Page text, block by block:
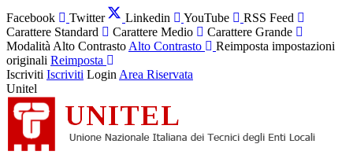
Facebook Twitter Linkedin YouTube
RSS Feed
Carattere Standard
Carattere Medio
Carattere Grande
Modalità Alto Contrasto Alto Contrasto
Reimposta impostazioni
originali Reimposta
Iscriviti Iscriviti Login Area Riservata
Unitel